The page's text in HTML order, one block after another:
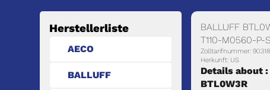
Herstellerliste
AECO
BALLUFF
BALLUFF
T110-M0560-P-
Zolltarifnummer:
Herkunft: US
Details about :
BTL0W3R